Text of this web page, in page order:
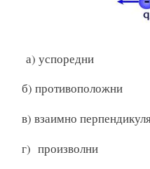
а)
б) противоположни
в) взаимно
г) произволни